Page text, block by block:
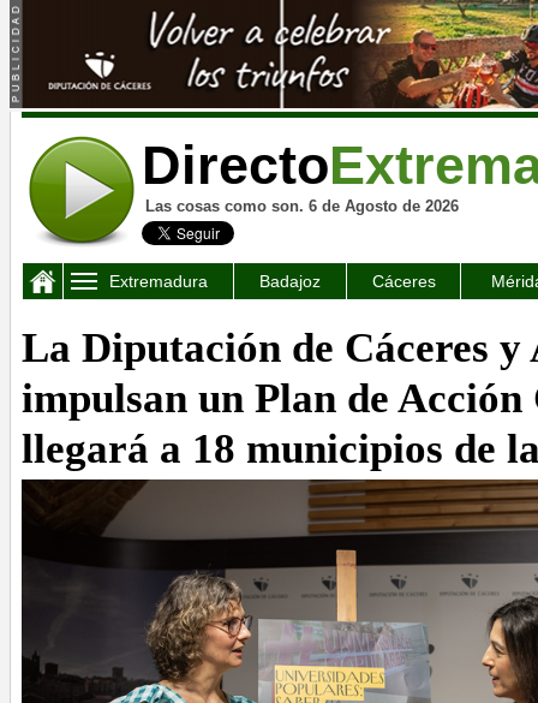
Directo
Las cosas como son. 6 de Agosto de 2026
Extremadura Badajoz Cáceres
La Diputación de Cáceres y
impulsan un Plan de
llegará a 18 municipios de